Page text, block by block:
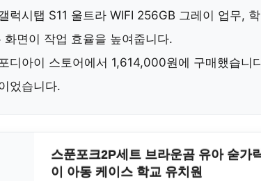
럭시탭 S11 울트라 WIFI 256GB 그레이 업무,
화면이 작업 효율을 높여줍니다.
디아이 스토어에서 1,614,000원에 구매했습니
었습니다.
스푼포크2P세트 브라운곰 유아 숟가
이 아동 케이스 학교 유치원